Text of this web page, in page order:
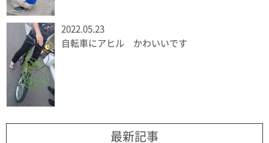
2022.05.23
自転車にアヒル かわいいです
最新記事